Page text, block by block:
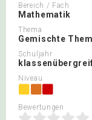
Bereich / Fach
Mathematik
Thema
Gemischte
Schuljahr
Niveau
Bewertungen